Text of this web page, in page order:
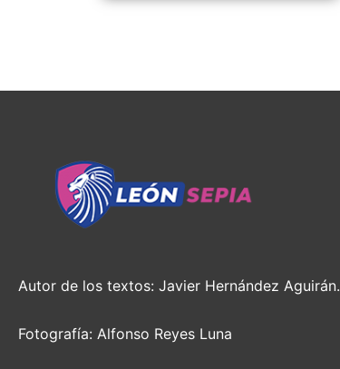
Autor de los textos: Javier Hernández Aguirán.
Fotografía: Alfonso Reyes Luna